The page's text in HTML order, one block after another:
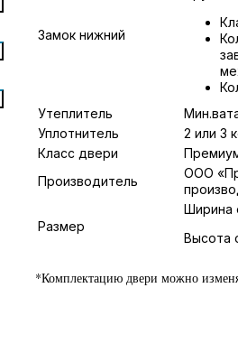
Замок нижний
Утеплитель
Уплотнитель
2 или 3
Класс двери
Производитель
ООО
Размер
Ширина
Высота
*Комплектацию двери можно